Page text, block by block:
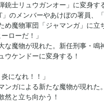
銃士リュウガンオー」に変身
」のメンバーやあけぼの署員、
め魔物軍団「ジャマンガ」に立
ローだ！」
な魔物が現れた。新任刑事・鳴
ウケンドーに変身する！
になれ！！」
ンガによる新たな魔物が現れ
然と立ち向かう！